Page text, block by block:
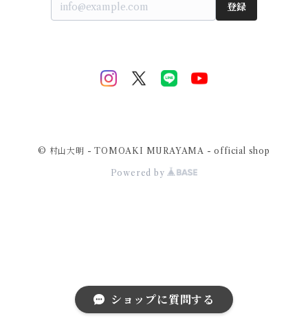
登録
© 村山大明 - TOMOAKI MURAYAMA - official shop
Powered by
ショップに質問する